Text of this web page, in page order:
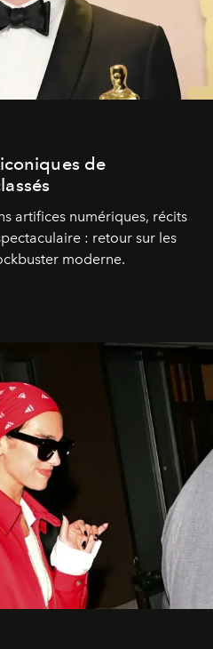
de
artifices numériques, récits
: retour sur les
moderne.